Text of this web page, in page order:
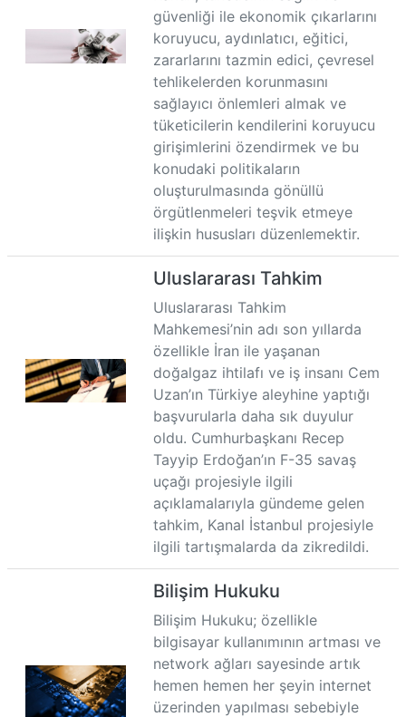
güvenliği ile ekonomik çıkarlarını
koruyucu, aydınlatıcı, eğitici,
zararlarını tazmin edici, çevresel
tehlikelerden korunmasını
sağlayıcı önlemleri almak ve
tüketicilerin kendilerini koruyucu
girişimlerini özendirmek ve bu
konudaki politikaların
oluşturulmasında gönüllü
örgütlenmeleri teşvik etmeye
ilişkin hususları düzenlemektir.
Uluslararası Tahkim
Uluslararası Tahkim
Mahkemesi’nin adı son yıllarda
özellikle İran ile yaşanan
doğalgaz ihtilafı ve iş insanı Cem
Uzan’ın Türkiye aleyhine yaptığı
başvurularla daha sık duyulur
oldu. Cumhurbaşkanı Recep
Tayyip Erdoğan’ın F-35 savaş
uçağı projesiyle ilgili
açıklamalarıyla gündeme gelen
tahkim, Kanal İstanbul projesiyle
ilgili tartışmalarda da zikredildi.
Bilişim Hukuku
Bilişim Hukuku; özellikle
bilgisayar kullanımının artması ve
network ağları sayesinde artık
hemen hemen her şeyin internet
üzerinden yapılması sebebiyle